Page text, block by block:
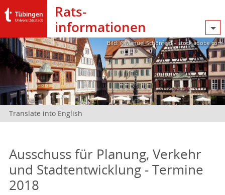
Rats­
informationen
Bild: @Manuel Schönfeld – stock.adobe.com
Translate into English
Ausschuss für Planung, Verkehr
und Stadtentwicklung - Termine
2018